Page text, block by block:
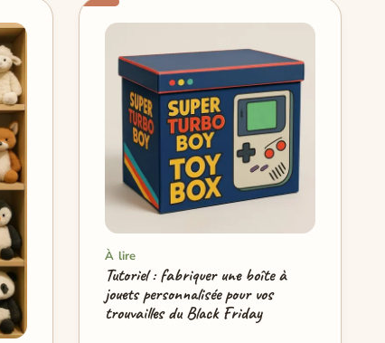
À lire
Tutoriel : fabriquer une boîte à
jouets personnalisée pour vos
trouvailles du Black Friday